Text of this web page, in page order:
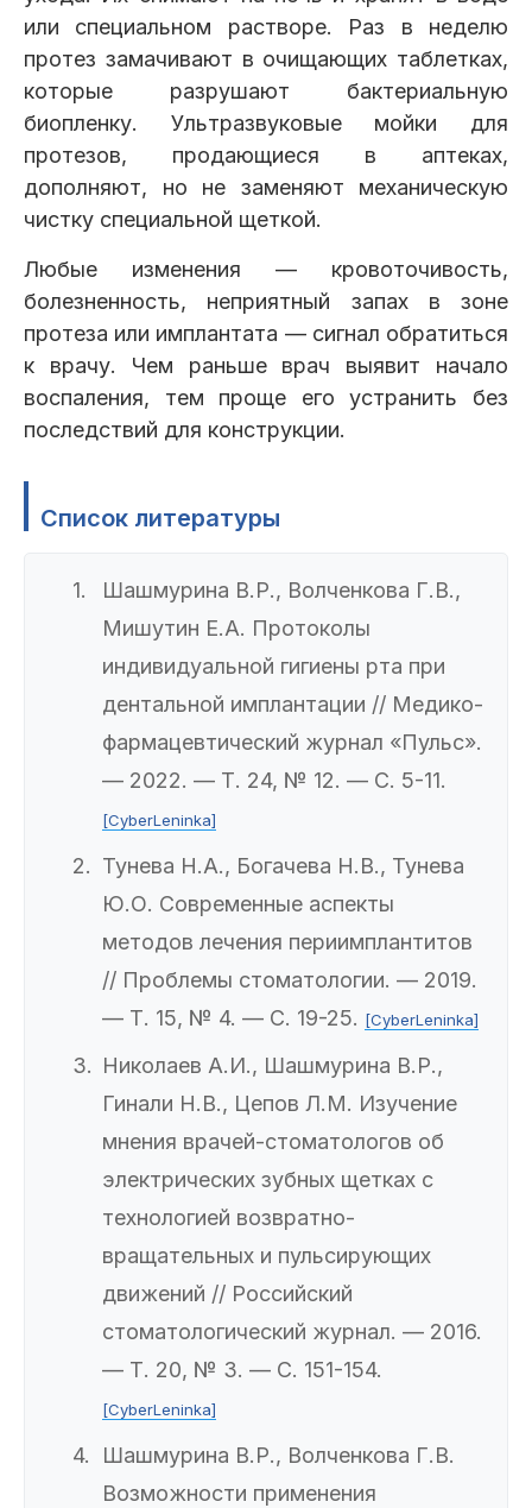
или специальном растворе. Раз в неделю
протез замачивают в очищающих таблетках,
которые разрушают бактериальную
биопленку. Ультразвуковые мойки для
протезов, продающиеся в аптеках,
дополняют, но не заменяют механическую
чистку специальной щеткой.
Любые изменения — кровоточивость,
болезненность, неприятный запах в зоне
протеза или имплантата — сигнал обратиться
к врачу. Чем раньше врач выявит начало
воспаления, тем проще его устранить без
последствий для конструкции.
Список литературы
Шашмурина В.Р., Волченкова Г.В.,
Мишутин Е.А. Протоколы
индивидуальной гигиены рта при
дентальной имплантации // Медико-
фармацевтический журнал «Пульс».
— 2022. — Т. 24, № 12. — С. 5-11.
[CyberLeninka]
Тунева Н.А., Богачева Н.В., Тунева
Ю.О. Современные аспекты
методов лечения периимплантитов
// Проблемы стоматологии. — 2019.
— Т. 15, № 4. — С. 19-25. [CyberLeninka]
Николаев А.И., Шашмурина В.Р.,
Гинали Н.В., Цепов Л.М. Изучение
мнения врачей-стоматологов об
электрических зубных щетках с
технологией возвратно-
вращательных и пульсирующих
движений // Российский
стоматологический журнал. — 2016.
— Т. 20, № 3. — С. 151-154.
[CyberLeninka]
Шашмурина В.Р., Волченкова Г.В.
Возможности применения